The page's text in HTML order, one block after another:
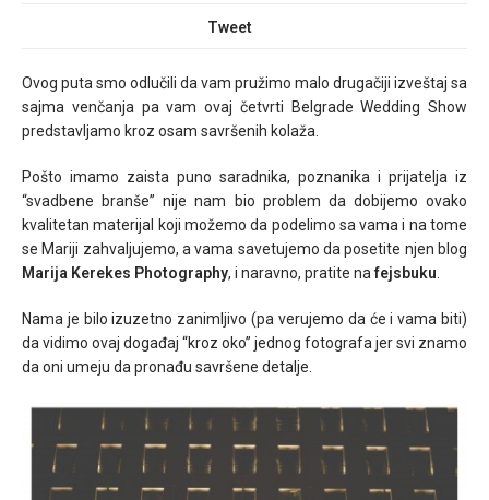
Tweet
Ovog puta smo odlučili da vam pružimo malo drugačiji izveštaj sa
sajma venčanja pa vam ovaj četvrti Belgrade Wedding Show
predstavljamo kroz osam savršenih kolaža.
Pošto imamo zaista puno saradnika, poznanika i prijatelja iz
“svadbene branše” nije nam bio problem da dobijemo ovako
kvalitetan materijal koji možemo da podelimo sa vama i na tome
se Mariji zahvaljujemo, a vama savetujemo da posetite njen blog
Marija Kerekes Photography, i naravno, pratite nafejsbuku
Nama je bilo izuzetno zanimljivo (pa verujemo da će i vama biti)
da vidimo ovaj događaj “kroz oko” jednog fotografa jer svi znamo
da oni umeju da pronađu savršene detalje.